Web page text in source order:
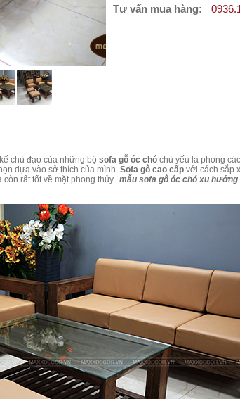
Tư vấn mua hàng:
chủ đạo của những bộ sofa gỗ óc chó chủ yếu là phong
dựa vào sở thích của mình. Sofa gỗ cao cấp với cách sắp
rất tốt về mặt phong thủy. mẫu sofa gỗ óc chó xu hướng